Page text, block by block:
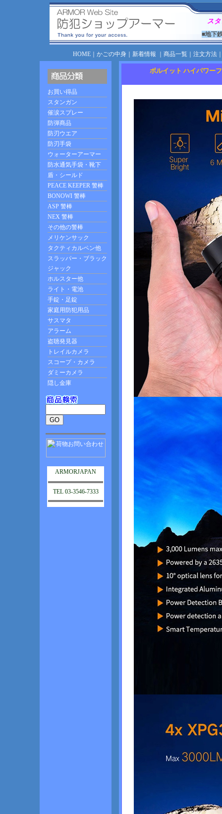
ス
■地下
HOME｜ かごの中身｜ 新着情報 商品一覧｜ 注文方法
ARMORJAPAN
TEL 03-3546-7333
ボルイット ハイパワー